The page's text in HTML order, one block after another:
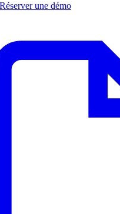
Réserver une démo